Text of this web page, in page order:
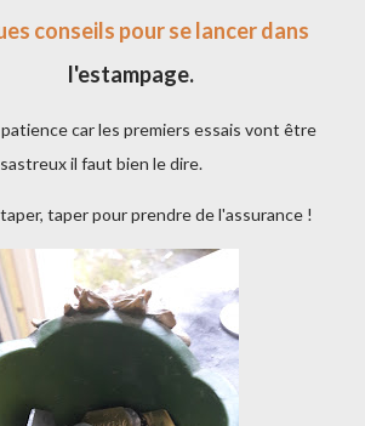
conseils pour se lancer dans
l'estampage.
car les premiers essais vont être
il faut bien le dire.
taper pour prendre de l'assurance !